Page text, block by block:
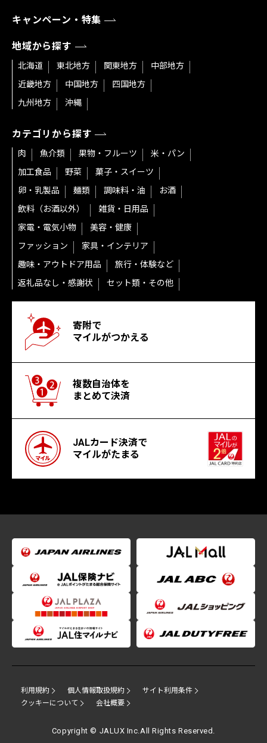
キャンペーン・特集
地域から探す
北海道 東北地方 関東地方
中部地方
近畿地方
中国地方
四国地方
九州地方
沖縄
カテゴリから探す
肉 魚介類 果物・フルーツ
米・パン
加工食品
野菜
菓子・スイーツ
卵・乳製品
麺類 調味料・油
お酒
飲料（お酒以外）
雑貨・日用品
家電・電気小物
美容・健康
ファッション
家具・インテリア
趣味・アウトドア用品
旅行・体験など
返礼品なし・感謝状
セット類・その他
寄附で
マイルがつかえる
複数自治体を
まとめて決済
JALカード決済で
マイルがたまる
利用規約 個人情報取扱規約
サイト利用条件
クッキーについて
会社概要
Copyright © JALUX Inc.All Rights Reserved.